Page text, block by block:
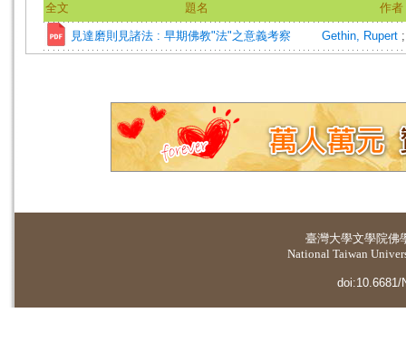
全文 題名 作者
見達磨則見諸法 : 早期佛教"法"之意義考察 Gethin, Rupert
臺灣大學文學院佛
National Taiwan
doi:10.6681/